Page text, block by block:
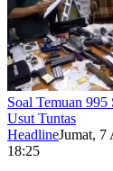
Soal Temuan
Usut Tuntas
HeadlineJumat, 7
18:25